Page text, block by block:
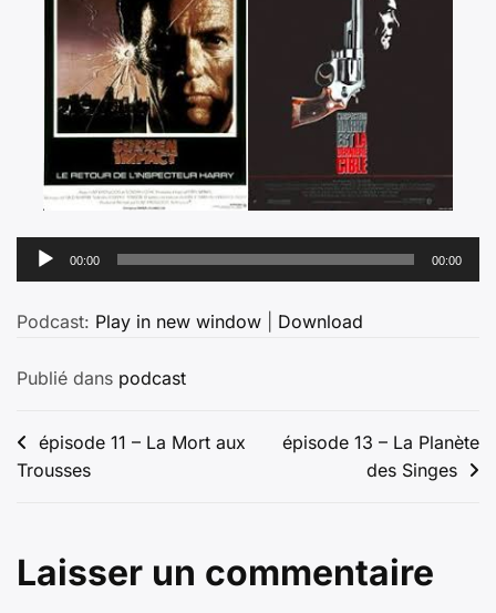
Lecteur
audio
00:00 00:00
Podcast: Play in new window Download
Publié dans podcast
Navigation
de
épisode 11 – La Mort aux
Trousses
épisode 13 – La Planète
des Singes
Laisser un commentaire